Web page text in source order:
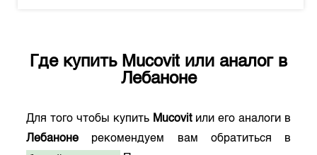
Где купить Mucovitили аналог в
Лебаноне
Для того чтобы купить Mucovitили его аналоги в
Лебаноне рекомендуем вам обратиться в